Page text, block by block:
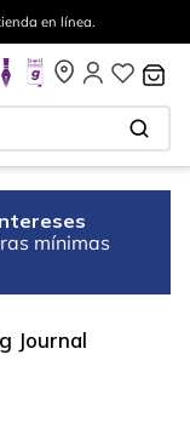
en línea.
mínimas
Journal